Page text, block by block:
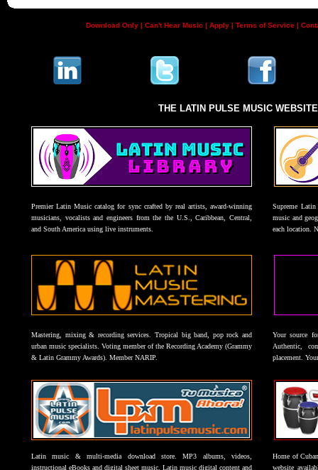
Download Only | Can't Hear Music | Apply | Terms of Service |
THE LATIN PULSE MUSIC
Premier Latin Music catalog for sync crafted by real artists, award-winning
musicians, vocalists and engineers from the the U.S., Caribbean, Central,
and South America using live instruments.
Supreme
music and
each location.
Mastering, mixing & recording services. Tropical big band, pop rock and
urban music specialists. Voting member of the Recording Academy (Grammy
& Latin Grammy Awards). Member NARIP.
Your source
Authentic,
placement.
Latin music & multi-media download store. MP3 albums, videos,
instructional eBooks and digital sheet music. Latin music digital content and
Home of
website